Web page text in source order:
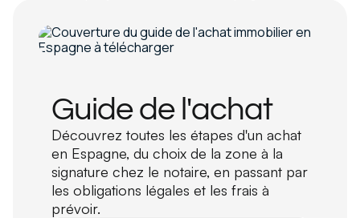
Guide de l'achat
Découvrez toutes les étapes d'un achat
en Espagne, du choix de la zone à la
signature chez le notaire, en passant par
les obligations légales et les frais à
prévoir.